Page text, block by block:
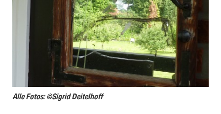
Alle Fotos: ©Sigrid Deitelhoff